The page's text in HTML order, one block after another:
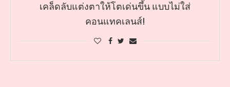
เคล็ดลับแต่งตาให้โตเด่นขึ้น แบบไม่ใส่
คอนแทคเลนส์!